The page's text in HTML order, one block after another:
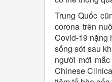
Trung Quốc
corona trên
Covid-19 nặng
sống sót sau
người mới
Chinese